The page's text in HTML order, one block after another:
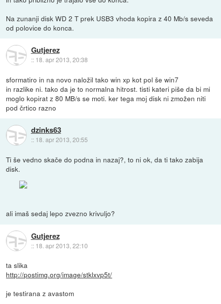
Na zunanji disk WD 2 T prek USB3 vhoda kopira z 40 Mb/s seveda
od polovice do konca.
Gutjerez
:: 18. apr 2013, 20:38
sformatiro in na novo naložil tako win xp kot pol še win7
in razlike ni. tako da je to normalna hitrost. tisti kateri piše da bi mi
moglo kopirat z 80 MB/s se moti. ker tega moj disk ni zmožen niti
pod črtico razno
dzinks63
:: 18. apr 2013, 20:55
Ti še vedno skače do podna in nazaj?, to ni ok, da ti tako zabija
disk.
ali imaš sedaj lepo zvezno krivuljo?
Gutjerez
:: 18. apr 2013, 22:10
ta slika
http://postimg.org/image/stklxvp5t/
je testirana z avastom